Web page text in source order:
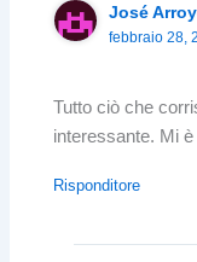
José
febbraio 28,
Tutto ciò che
interessante. Mi
Risponditore